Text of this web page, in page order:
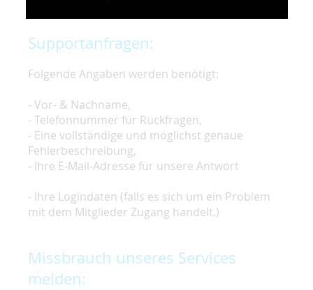
Supportanfragen:
Folgende Angaben werden benötigt:
- Vor- & Nachname,
- Telefonnummer für Rückfragen,
- Eine vollständige und möglichst genaue
Fehlerbeschreibung,
- Ihre E-Mail-Adresse für unsere Antwort
- Ihre Logindaten (falls es sich um ein Problem
mit dem Mitglieder Zugang handelt.)
Missbrauch unseres Services
melden: